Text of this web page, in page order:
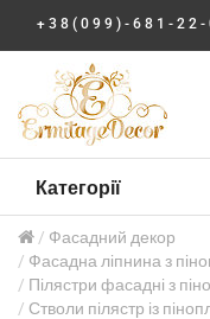
+38(099)-681-22-
Категорії
Фасадний декор
Фасадна ліпнина з
Пілястри фасадні з
Стволи пілястр із